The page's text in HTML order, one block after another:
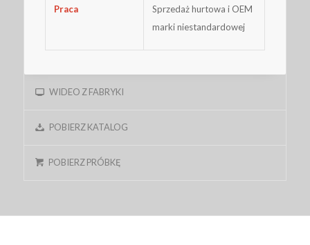
Praca
Sprzedaż hurtowa i OEM
marki niestandardowej
WIDEO Z FABRYKI
POBIERZ KATALOG
POBIERZ PRÓBKĘ